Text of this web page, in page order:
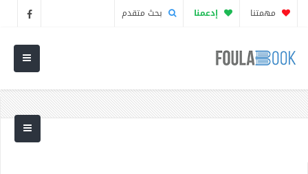
مهمتنا إدعمنا بحث متقدم